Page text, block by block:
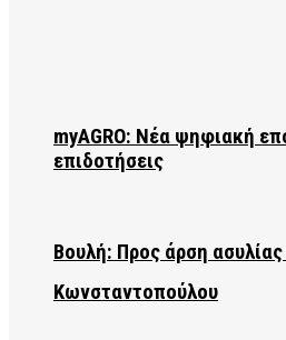
Βουλή: Προς άρση
Κωνσταντοπούλου
myAGRO: Νέα ψηφιακή
επιδοτήσεις